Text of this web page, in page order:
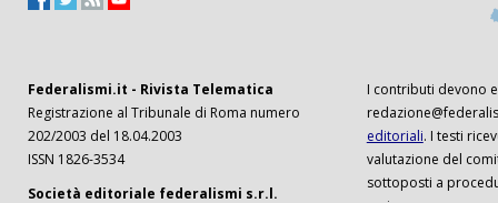
Federalismi.it - Rivista Telematica
Registrazione al Tribunale di Roma numero
202/2003 del 18.04.2003
ISSN 1826-3534
Società editoriale federalismi s.r.l.
I contributi devono
editoriali. I testi
valutazione del
sottoposti a